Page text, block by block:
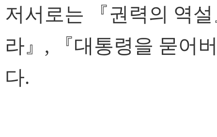
저서로는 『권력의 역
라』,
『대통령을 묻어
다.